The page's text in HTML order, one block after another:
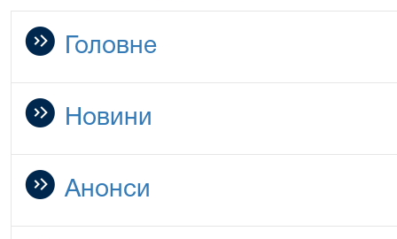
Головне
Новини
Анонси